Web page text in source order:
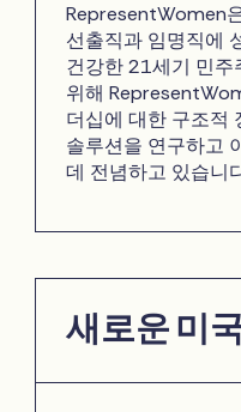
RepresentWomen
선출직과 임명직에
건강한 21세기 민주
위해
더십에 대한 구조적
솔루션을 연구하고
데 전념하고 있습니
새로운 미